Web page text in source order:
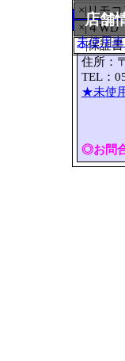
×|リモ
×|４WD
○|保証書
店舗
未使用
住所：
TEL：
★未使
◎お問